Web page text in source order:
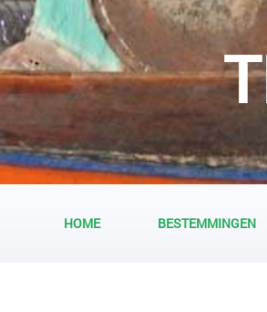
HOME BESTEMMINGEN